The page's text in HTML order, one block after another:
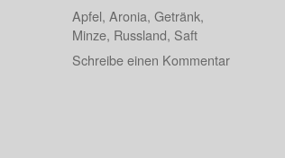
Schlagwörter
Apfel,Aronia,Getränk,
Minze, Russland, Saft
Schreibe einen Kommentarzu